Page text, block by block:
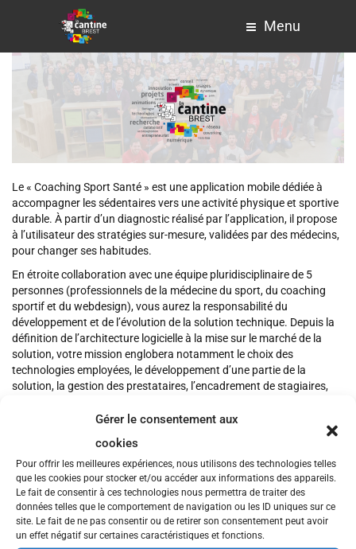
Gérer le consentement aux
cookies
Pour offrir les meilleures expériences, nous utilisons des technologies telles
que les cookies pour stocker et/ou accéder aux informations des appareils.
Le fait de consentir à ces technologies nous permettra de traiter des
données telles que le comportement de navigation ou les ID uniques sur ce
site. Le fait de ne pas consentir ou de retirer son consentement peut avoir
un effet négatif sur certaines caractéristiques et fonctions.
Menu
Le « Coaching Sport Santé » est une application mobile dédiée à
accompagner les sédentaires vers une activité physique et sportive
durable. À partir d’un diagnostic réalisé par l’application, il propose
à l’utilisateur des stratégies sur-mesure, validées par des médecins,
pour changer ses habitudes.
En étroite collaboration avec une équipe pluridisciplinaire de 5
personnes (professionnels de la médecine du sport, du coaching
sportif et du webdesign), vous aurez la responsabilité du
développement et de l’évolution de la solution technique. Depuis la
définition de l’architecture logicielle à la mise sur le marché de la
solution, votre mission englobera notamment le choix des
technologies employées, le développement d’une partie de la
solution, la gestion des prestataires, l’encadrement de stagiaires,
De formation Ingénieur ou bac+5, vous avez démontré votre
autonomie pour le développement d’applications mobiles en
contexte professionnel ou personnel. Vous êtes rigoureux,
dynamique, ambitieux et avez un goût prononcé pour
l’entrepreneuriat.
————————————————————————————————
Début souhaité : au plus vite